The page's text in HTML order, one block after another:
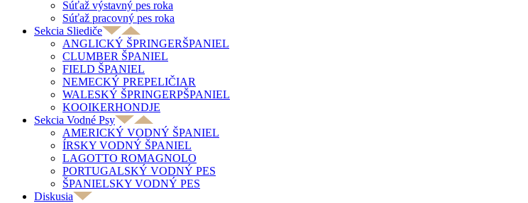
Súťaž výstavný pes roka
Súťaž pracovný pes roka
Sekcia Sliediče
ANGLICKÝ ŠPRINGERŠPANIEL
CLUMBER ŠPANIEL
FIELD ŠPANIEL
NEMECKÝ PREPELIČIAR
WALESKÝ ŠPRINGERPŠPANIEL
KOOIKERHONDJE
Sekcia Vodné Psy
AMERICKÝ VODNÝ ŠPANIEL
ÍRSKY VODNÝ ŠPANIEL
LAGOTTO ROMAGNOLO
PORTUGALSKÝ VODNÝ PES
ŠPANIELSKY VODNÝ PES
Diskusia